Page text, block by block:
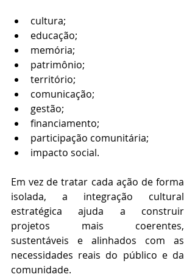
cultura;
educação;
memória;
patrimônio;
território;
comunicação;
gestão;
financiamento;
participação comunitária;
impacto social.
Em vez de tratar cada ação de forma
isolada, a integração cultural
estratégica ajuda a construir
projetos mais coerentes,
sustentáveis e alinhados com as
necessidades reais do público e da
comunidade.